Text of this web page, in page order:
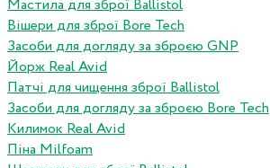
Мастила для зброї Ballistol
Вішери для зброї Bore Tech
Засоби для догляду за зброєю GNP
Йорж Real Avid
Патчі для чищення зброї Ballistol
Засоби для догляду за зброєю Bore Tech
Килимок Real Avid
Піна Milfoam